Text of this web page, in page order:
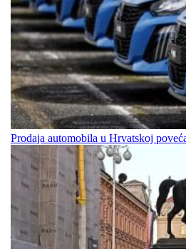
Prodaja automobila u Hrvatskoj